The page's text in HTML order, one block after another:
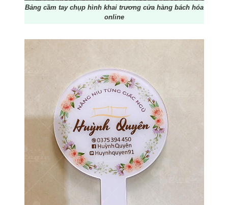
Bảng cầm tay chụp hình khai trương cửa hàng bách hóa
online